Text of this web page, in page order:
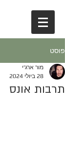
פוסט
תרבות אונס
מור ארג'י
28 ביולי 2024